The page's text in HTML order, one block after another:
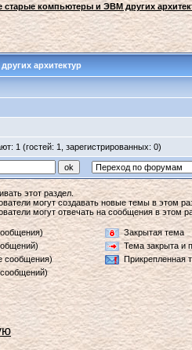
старые компьютеры и ЭВМ других
архитектур
1 (гостей: 1, зарегистрированных: 0)
этот раздел.
могут создавать новые темы в этом
могут отвечать на сообщения в этом
Закрытая тема
Тема закрыта и
сообщения)
Прикрепленная